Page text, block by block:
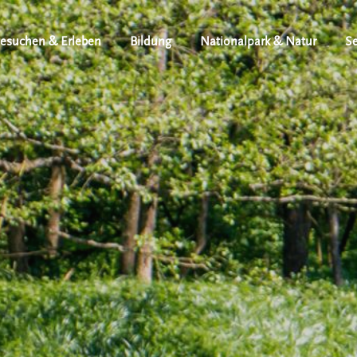
& Erleben Bildung Nationalpark & Natur